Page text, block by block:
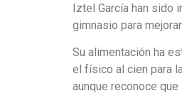
Iztel García han sido
gimnasio para
Su alimentación ha
el físico al cien para
aunque reconoce